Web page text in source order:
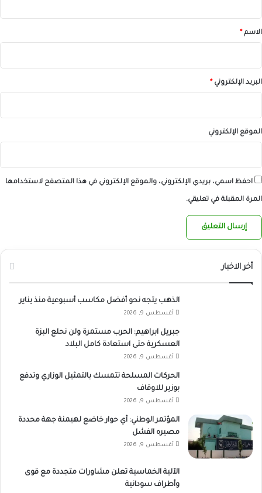
*الاسم*
البريد الإلكتروني*
الموقع الإلكتروني
احفظ اسمي، بريدي الإلكتروني، والموقع الإلكتروني في هذا المتصفح لاستخدامها
المرة المقبلة في تعليقي.
أخر الاخبار
الذهب يتجه نحو أفضل مكاسب أسبوعية منذ يناير
أغسطس 9, 2026
جبريل ابراهيم: الحرب مستمرة ولن نحلع البزة
العسكرية حتى استعادة كامل البلاد
أغسطس 9, 2026
الحركات المسلحة تتمسك بالتمثيل الوزاري وتدفع
بوزير للاوقاف
أغسطس 9, 2026
المؤتمر الوطني: أي حوار خاضع لهيمنة جهة محددة
مصيره الفشل
أغسطس 9, 2026
الآلية الخماسية تعلن مشاورات متجددة مع قوى
وأطراف سودانية